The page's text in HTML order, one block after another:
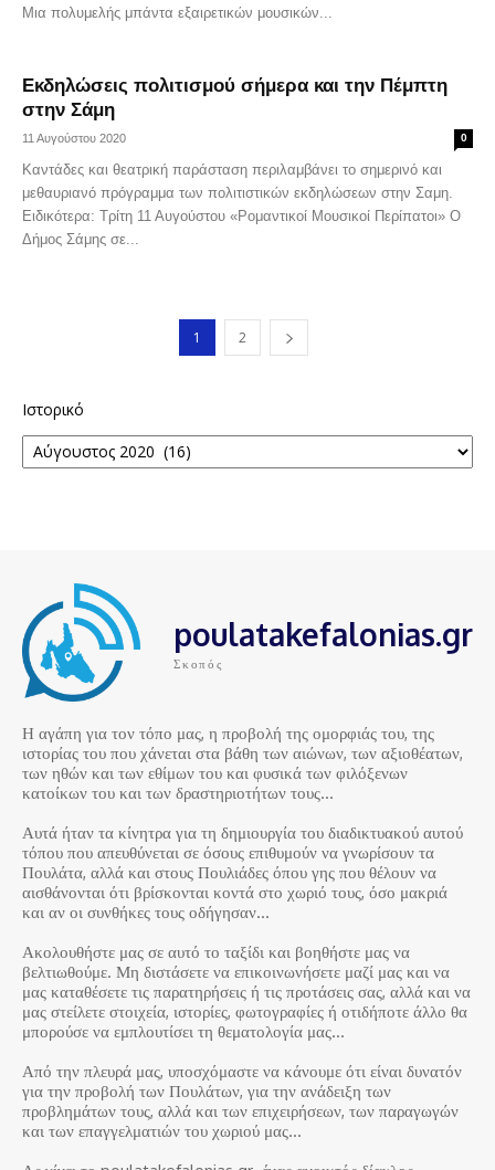
Μια πολυμελής μπάντα εξαιρετικών μουσικών...
Εκδηλώσεις πολιτισμού σήμερα και την Πέμπτη
στην Σάμη
11 Αυγούστου 2020 0
Καντάδες και θεατρική παράσταση περιλαμβάνει το σημερινό και
μεθαυριανό πρόγραμμα των πολιτιστικών εκδηλώσεων στην Σαμη.
Ειδικότερα: Τρίτη 11 Αυγούστου «Ρομαντικοί Μουσικοί Περίπατοι» Ο
Δήμος Σάμης σε...
1 2
Ιστορικό
poulatakefalonias.gr
Σκοπός
Η αγάπη για τον τόπο μας, η προβολή της ομορφιάς του, της
ιστορίας του που χάνεται στα βάθη των αιώνων, των αξιοθέατων,
των ηθών και των εθίμων του και φυσικά των φιλόξενων
κατοίκων του και των δραστηριοτήτων τους…
Αυτά ήταν τα κίνητρα για τη δημιουργία του διαδικτυακού αυτού
τόπου που απευθύνεται σε όσους επιθυμούν να γνωρίσουν τα
Πουλάτα, αλλά και στους Πουλιάδες όπου γης που θέλουν να
αισθάνονται ότι βρίσκονται κοντά στο χωριό τους, όσο μακριά
και αν οι συνθήκες τους οδήγησαν…
Ακολουθήστε μας σε αυτό το ταξίδι και βοηθήστε μας να
βελτιωθούμε. Μη διστάσετε να επικοινωνήσετε μαζί μας και να
μας καταθέσετε τις παρατηρήσεις ή τις προτάσεις σας, αλλά και να
μας στείλετε στοιχεία, ιστορίες, φωτογραφίες ή οτιδήποτε άλλο θα
μπορούσε να εμπλουτίσει τη θεματολογία μας…
Από την πλευρά μας, υποσχόμαστε να κάνουμε ότι είναι δυνατόν
για την προβολή των Πουλάτων, για την ανάδειξη των
προβλημάτων τους, αλλά και των επιχειρήσεων, των παραγωγών
και των επαγγελματιών του χωριού μας…